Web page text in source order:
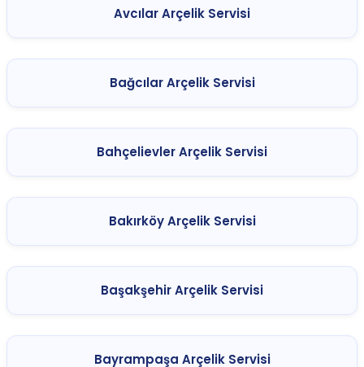
Avcılar Arçelik Servisi
Bağcılar Arçelik Servisi
Bahçelievler Arçelik Servisi
Bakırköy Arçelik Servisi
Başakşehir Arçelik Servisi
Bayrampaşa Arçelik Servisi